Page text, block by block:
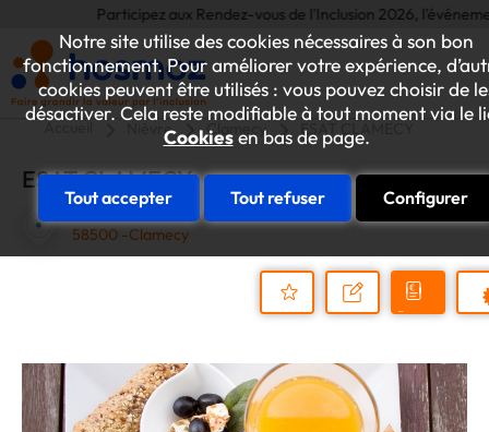
Notre site utilise des cookies nécessaires à son bon
fonctionnement. Pour améliorer votre expérience,
cookies peuvent être utilisés : vous pouvez choisir de
désactiver. Cela reste modifiable à tout moment via le
Cookiesen bas de page.
Tout accepter Tout refuser Configurer
Participez aux Rendez-vous de l'Inclusion 2026,
Accueil Nièvre Clamecy ESAT CLAMECY
ESAT CLAMECY
ZI - Rue Clément ADER
58500 -Clamecy
au
dossier
Nous
Demander